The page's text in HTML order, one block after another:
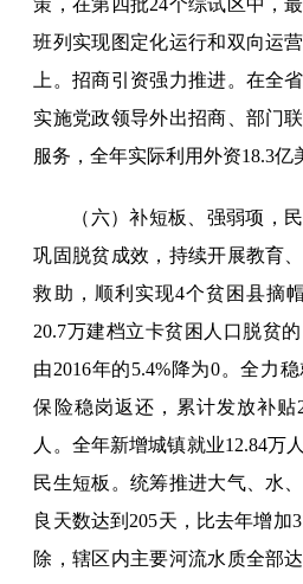
策，在第四批24个综试区中，
班列实现图定化运行和双向运
上。招商引资强力推进。在全
实施党政领导外出招商、部门
服务，全年实际利用外资18.3亿
（六）补短板、强弱项，
巩固脱贫成效，持续开展教育
救助，顺利实现4个贫困县摘
20.7万建档立卡贫困人口脱贫
由2016年的5.4%降为0。全力
保险稳岗返还，累计发放补贴
人。全年新增城镇就业12.84万
民生短板。统筹推进大气、水
良天数达到205天，比去年增加
除，辖区内主要河流水质全部